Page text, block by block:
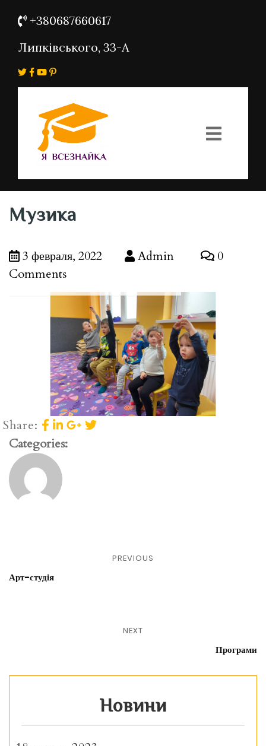
+380687660617
Липківського, 33-А
Музика
3 февраля, 2022 Admin
0
Comments
Share:
Categories:
PREVIOUS
Арт-студія
NEXT
Програми
Новини